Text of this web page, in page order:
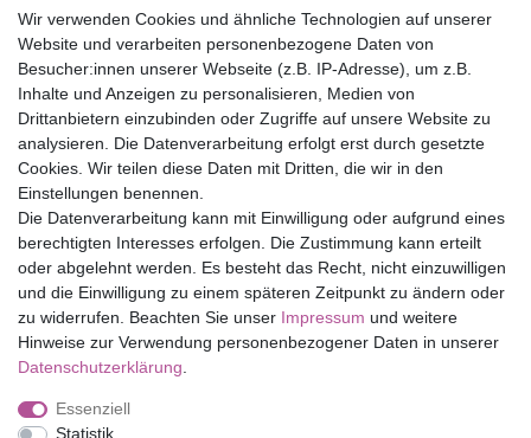
30 Tage Rückgaberecht
Versandfrei ab 75 € in Deutschland
Top Marken
Eduplay
Folia Bringmann
Shop
Mein Konto
Service
Versandkosten
Impressum
Wir verwenden Cookies und ähnliche Technologien auf unserer
Website und verarbeiten personenbezogene Daten von
Besucher:innen unserer Webseite (z.B. IP-Adresse), um z.B.
Inhalte und Anzeigen zu personalisieren, Medien von
Drittanbietern einzubinden oder Zugriffe auf unsere Website zu
analysieren. Die Datenverarbeitung erfolgt erst durch gesetzte
Cookies. Wir teilen diese Daten mit Dritten, die wir in den
Einstellungen benennen.
Die Datenverarbeitung kann mit Einwilligung oder aufgrund eines
berechtigten Interesses erfolgen. Die Zustimmung kann erteilt
oder abgelehnt werden. Es besteht das Recht, nicht einzuwilligen
und die Einwilligung zu einem späteren Zeitpunkt zu ändern oder
zu widerrufen. Beachten Sie unser Impressum und weitere
Hinweise zur Verwendung personenbezogener Daten in unserer
Daten­schutz­erklärung
Essenziell
Statistik